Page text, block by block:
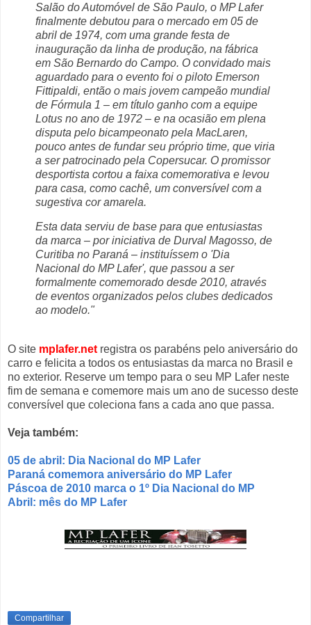
Salão do Automóvel de São Paulo, o MP Lafer
finalmente debutou para o mercado em 05 de
abril de 1974, com uma grande festa de
inauguração da linha de produção, na fábrica
em São Bernardo do Campo. O convidado mais
aguardado para o evento foi o piloto Emerson
Fittipaldi, então o mais jovem campeão mundial
de Fórmula 1 – em título ganho com a equipe
Lotus no ano de 1972 – e na ocasião em plena
disputa pelo bicampeonato pela MacLaren,
pouco antes de fundar seu próprio time, que viria
a ser patrocinado pela Copersucar. O promissor
desportista cortou a faixa comemorativa e levou
para casa, como cachê, um conversível com a
sugestiva cor amarela.
Esta data serviu de base para que entusiastas
da marca – por iniciativa de Durval Magosso, de
Curitiba no Paraná – instituíssem o 'Dia
Nacional do MP Lafer', que passou a ser
formalmente comemorado desde 2010, através
de eventos organizados pelos clubes dedicados
ao modelo."
O site mplafer.net registra os parabéns pelo aniversário do
carro e felicita a todos os entusiastas da marca no Brasil e
no exterior. Reserve um tempo para o seu MP Lafer neste
fim de semana e comemore mais um ano de sucesso deste
conversível que coleciona fans a cada ano que passa.
Veja também:
05 de abril: Dia Nacional do MP Lafer
Paraná comemora aniversário do MP Lafer
Páscoa de 2010 marca o 1º Dia Nacional do MP
Abril: mês do MP Lafer
Compartilhar